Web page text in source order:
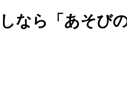
なら「あそび